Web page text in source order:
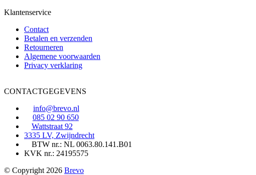
Klantenservice
Contact
Betalen en verzenden
Retourneren
Algemene voorwaarden
Privacy verklaring
CONTACTGEGEVENS
info@brevo.nl
085 02 90 650
Wattstraat 92
3335 LV, Zwijndrecht
BTW nr.: NL 0063.80.141.B01
KVK nr.: 24195575
© Copyright 2026 Brevo